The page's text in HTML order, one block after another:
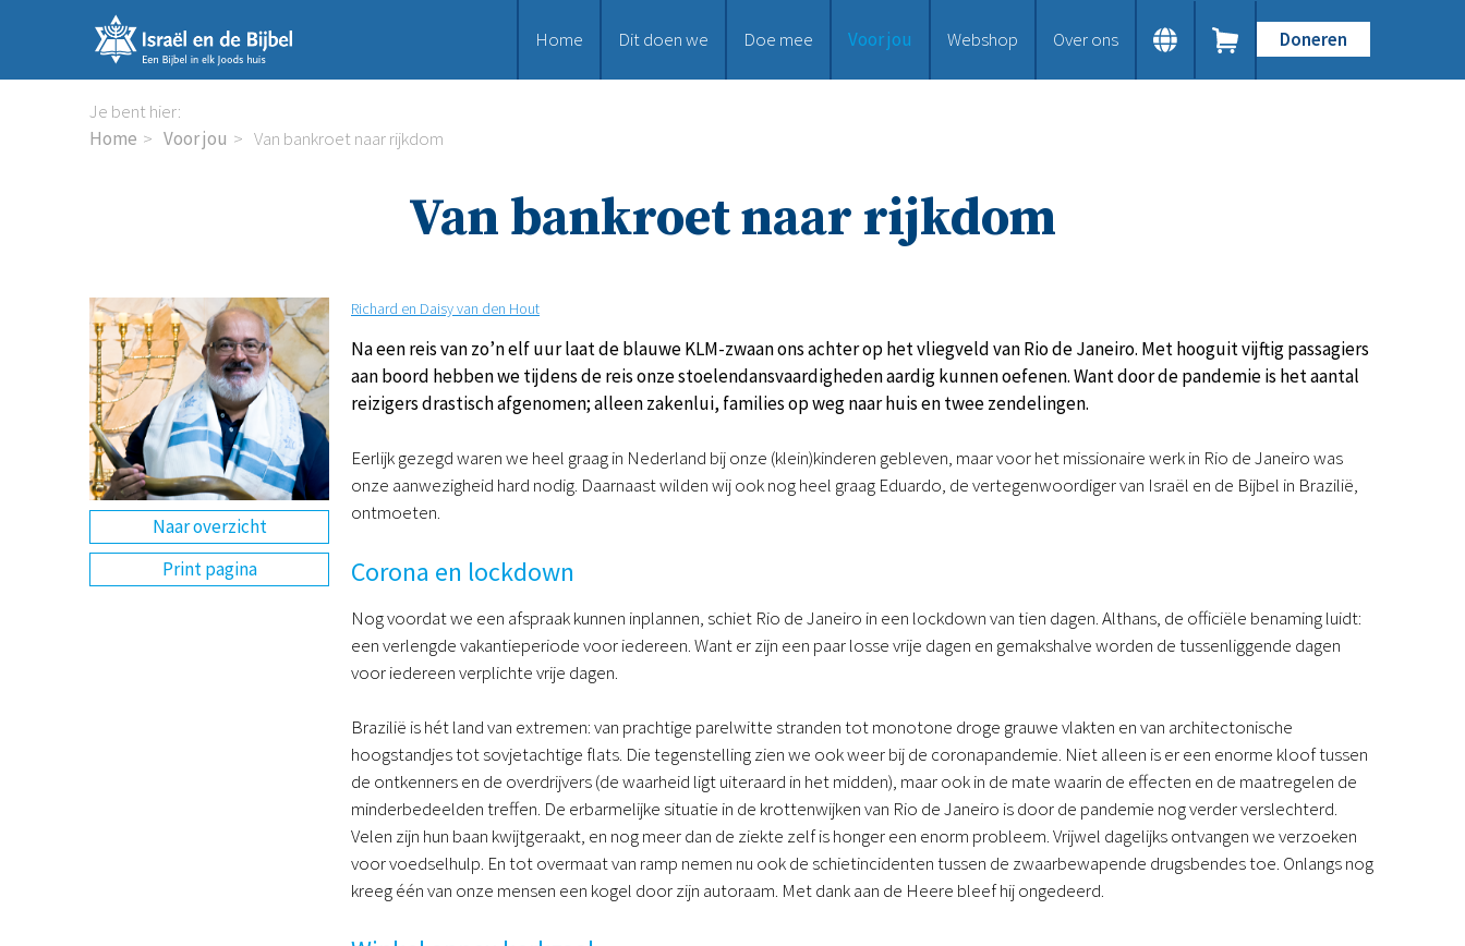
Home Dit doen we Doe mee Voor jou Webshop Over ons Doneren
Je bent hier:
Home
Voor jou Van bankroet naar rijkdom
Van bankroet naar rijkdom
Naar overzicht
Print pagina
Richard en Daisy van den Hout
Na een reis van zo’n elf uur laat de blauwe KLM-zwaan ons achter op het vliegveld van Rio de Janeiro. Met hooguit vijftig passagiers
aan boord hebben we tijdens de reis onze stoelendansvaardigheden aardig kunnen oefenen. Want door de pandemie is het aantal
reizigers drastisch afgenomen; alleen zakenlui, families op weg naar huis en twee zendelingen.
Eerlijk gezegd waren we heel graag in Nederland bij onze (klein)kinderen gebleven, maar voor het missionaire werk in Rio de Janeiro was
onze aanwezigheid hard nodig. Daarnaast wilden wij ook nog heel graag Eduardo, de vertegenwoordiger van Israël en de Bijbel in Brazilië,
ontmoeten.
Corona en lockdown
Nog voordat we een afspraak kunnen inplannen, schiet Rio de Janeiro in een lockdown van tien dagen. Althans, de officiële benaming luidt:
een verlengde vakantieperiode voor iedereen. Want er zijn een paar losse vrije dagen en gemakshalve worden de tussenliggende dagen
voor iedereen verplichte vrije dagen.
Brazilië is hét land van extremen: van prachtige parelwitte stranden tot monotone droge grauwe vlakten en van architectonische
hoogstandjes tot sovjetachtige flats. Die tegenstelling zien we ook weer bij de coronapandemie. Niet alleen is er een enorme kloof tussen
de ontkenners en de overdrijvers (de waarheid ligt uiteraard in het midden), maar ook in de mate waarin de effecten en de maatregelen de
minderbedeelden treffen. De erbarmelijke situatie in de krottenwijken van Rio de Janeiro is door de pandemie nog verder verslechterd.
Velen zijn hun baan kwijtgeraakt, en nog meer dan de ziekte zelf is honger een enorm probleem. Vrijwel dagelijks ontvangen we verzoeken
voor voedselhulp. En tot overmaat van ramp nemen nu ook de schietincidenten tussen de zwaarbewapende drugsbendes toe. Onlangs nog
kreeg één van onze mensen een kogel door zijn autoraam. Met dank aan de Heere bleef hij ongedeerd.
Doneer
Bid mee
Voor jou
Kennisbank
Kinderwerk
Jongerenwerk
Over ons
Onze visie
Geschiedenis
Actueel
ANBI
Veelgestelde vragen